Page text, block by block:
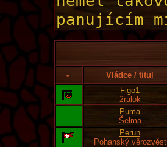
- Vládce / titul
Figo1
žralok
Puma
Šelma
Perun
Pohanský věrozvěst